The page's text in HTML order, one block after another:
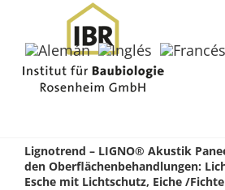
Lignotrend – LIGNO® Akustik
den Oberflächenbehandlungen:
Esche mit Lichtschutz, Eiche /